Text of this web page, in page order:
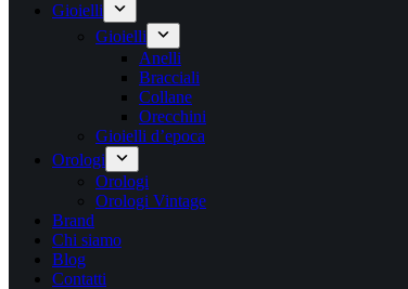
Gioielli
Gioielli
Anelli
Bracciali
Collane
Orecchini
Gioielli d’epoca
Orologi
Orologi
Orologi Vintage
Brand
Chi siamo
Blog
Contatti